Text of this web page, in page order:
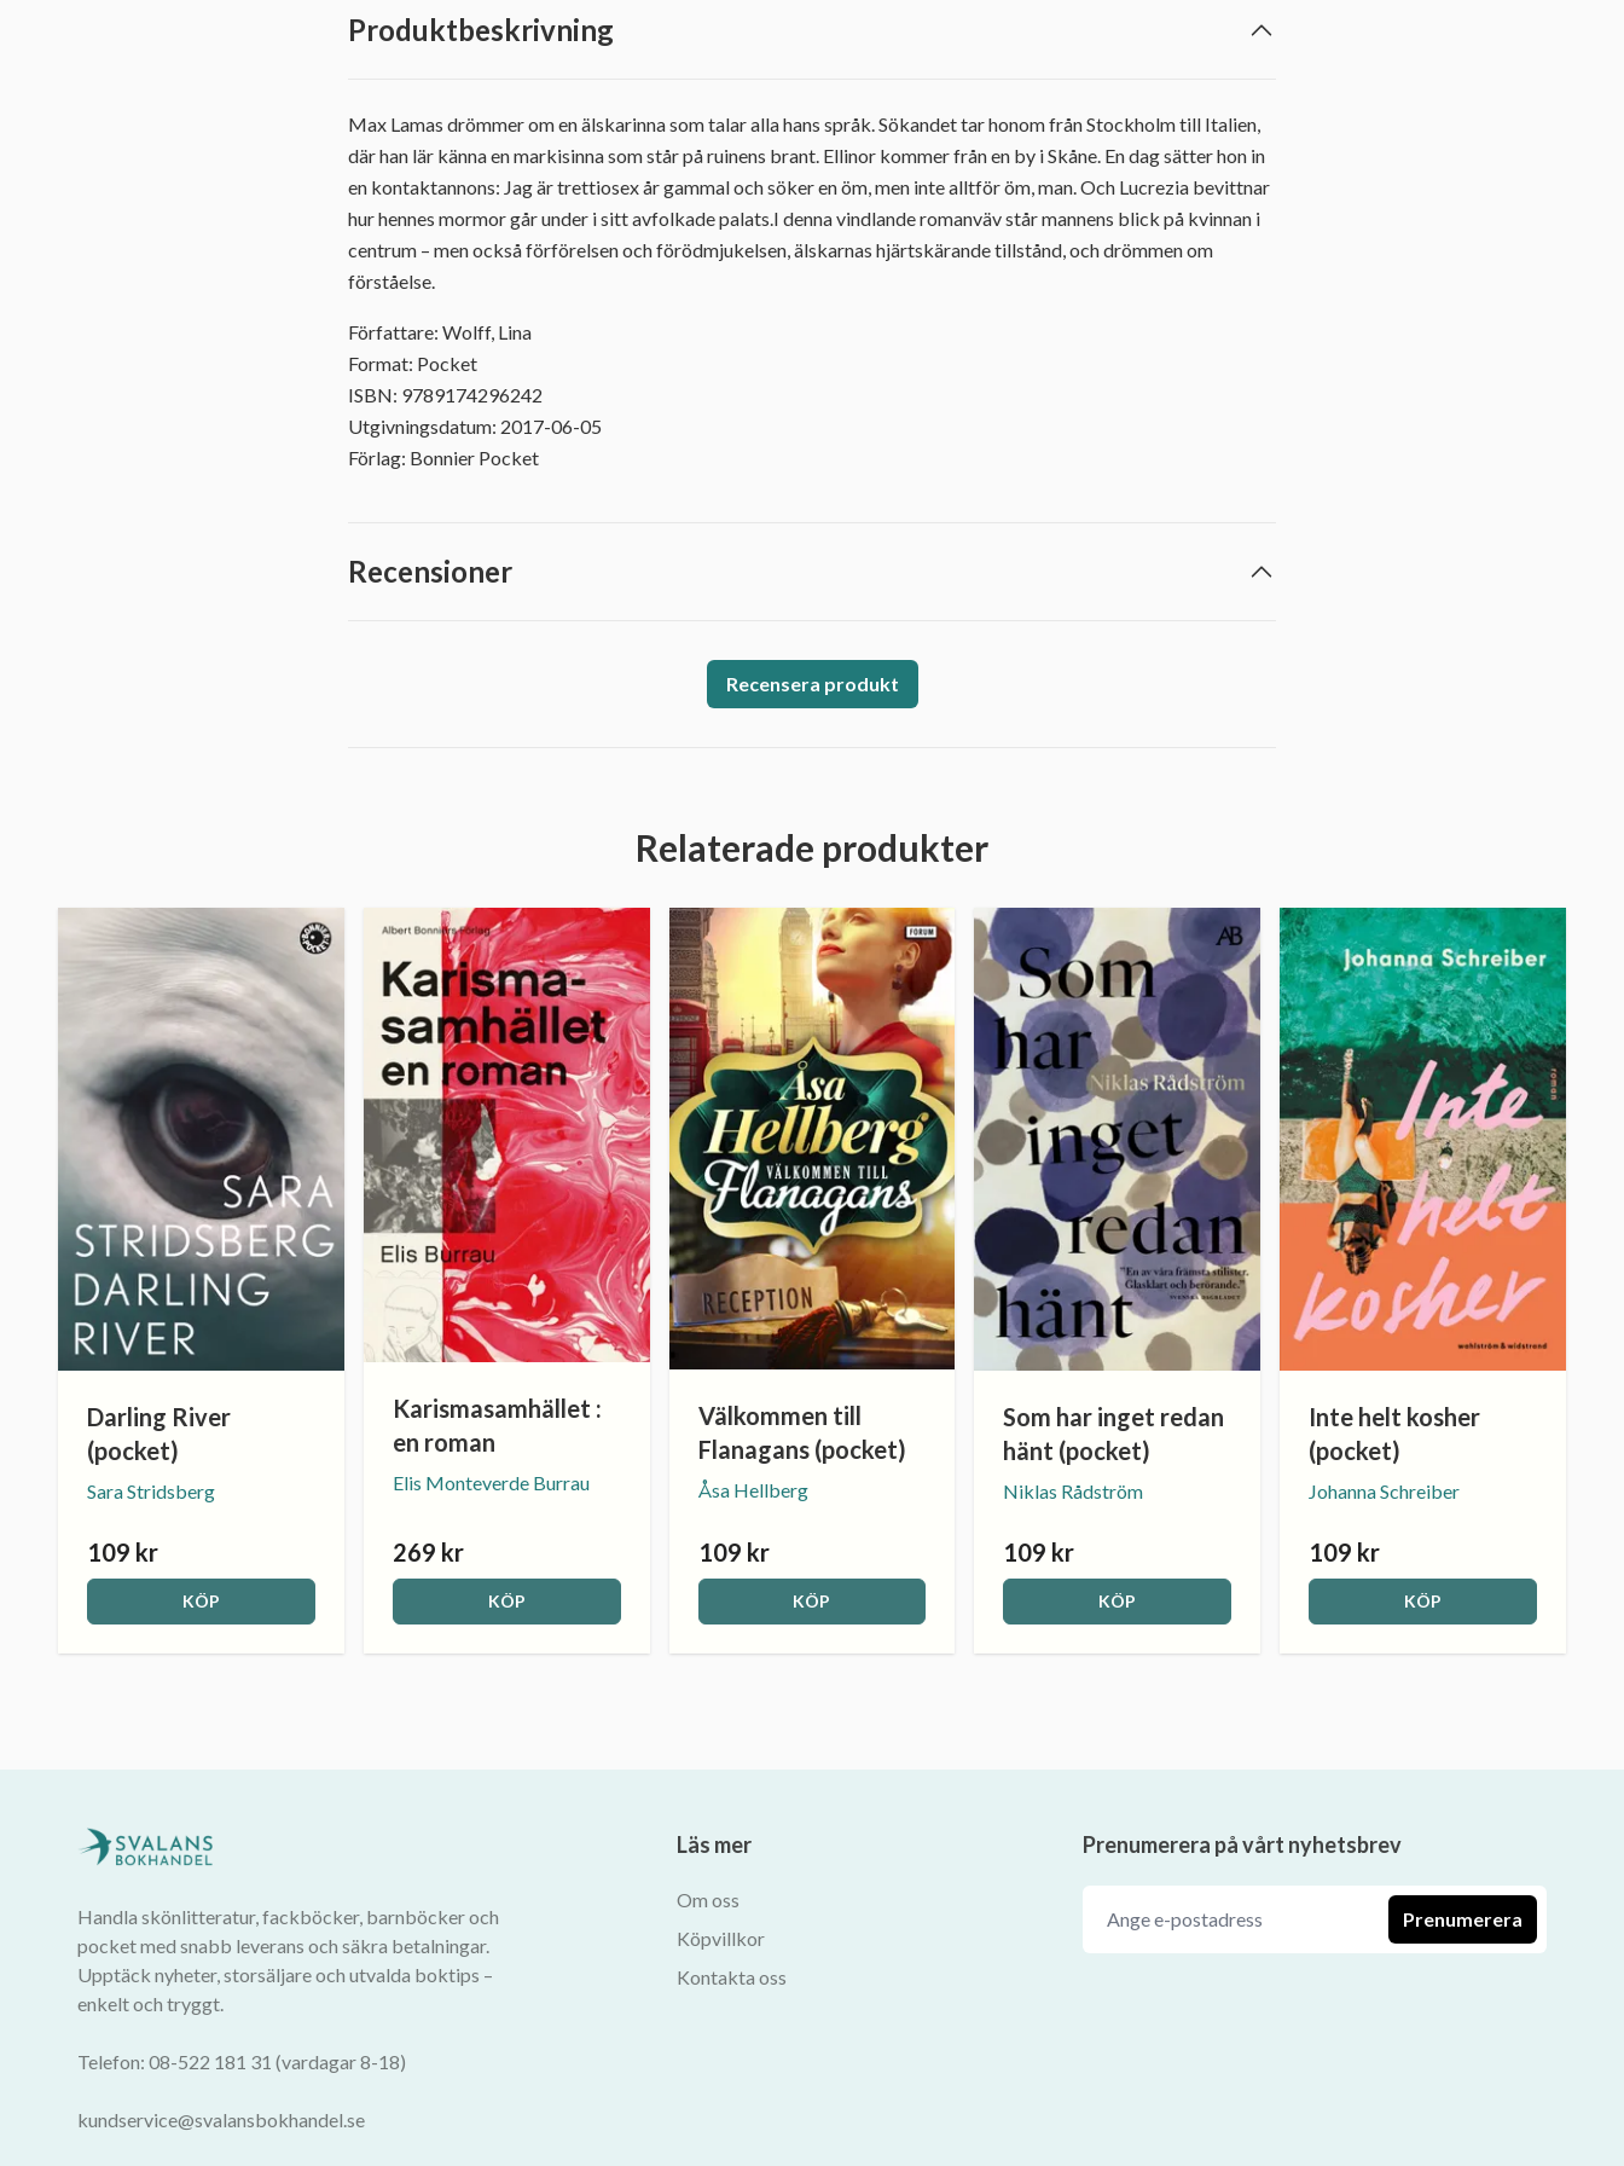
Produktbeskrivning
Max Lamas drömmer om en älskarinna som talar alla hans språk. Sökandet tar honom från Stockholm till Italien,
där han lär känna en markisinna som står på ruinens brant. Ellinor kommer från en by i Skåne. En dag sätter hon in
en kontaktannons: Jag är trettiosex år gammal och söker en öm, men inte alltför öm, man. Och Lucrezia bevittnar
hur hennes mormor går under i sitt avfolkade palats.I denna vindlande romanväv står mannens blick på kvinnan i
centrum – men också förförelsen och förödmjukelsen, älskarnas hjärtskärande tillstånd, och drömmen om
förståelse.
Författare: Wolff, Lina
Format: Pocket
ISBN: 9789174296242
Utgivningsdatum: 2017-06-05
Förlag: Bonnier Pocket
Recensioner
Recensera produkt
Relaterade produkter
Darling River
(pocket)
Sara Stridsberg
109 kr
KÖP
Karismasamhället :
en roman
Elis Monteverde Burrau
269 kr
KÖP
Välkommen till
Flanagans (pocket)
Åsa Hellberg
109 kr
KÖP
Som har inget redan
hänt (pocket)
Niklas Rådström
109 kr
KÖP
Inte helt kosher
(pocket)
Johanna Schreiber
109 kr
KÖP
Handla skönlitteratur, fackböcker, barnböcker och
pocket med snabb leverans och säkra betalningar.
Upptäck nyheter, storsäljare och utvalda boktips –
enkelt och tryggt.
Telefon: 08-522 181 31 (vardagar 8-18)
kundservice@svalansbokhandel.se
Läs mer
Om oss
Köpvillkor
Kontakta oss
Prenumerera på vårt nyhetsbrev
Prenumerera